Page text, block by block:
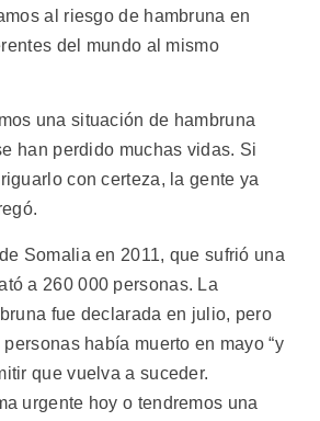
al riesgo de hambruna en
del mundo al mismo
una situación de hambruna
han perdido muchas vidas. Si
con certeza, la gente ya
Somalia en 2011, que sufrió una
a 260 000 personas. La
fue declarada en julio, pero
había muerto en mayo “y
que vuelva a suceder.
urgente hoy o tendremos una